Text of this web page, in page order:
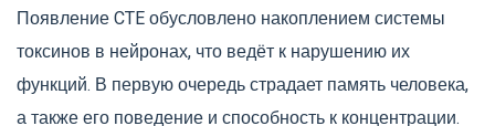
Появление CTE обусловлено накоплением системы
токсинов в нейронах, что ведёт к нарушению их
функций. В первую очередь страдает память человека,
а также его поведение и способность к концентрации.